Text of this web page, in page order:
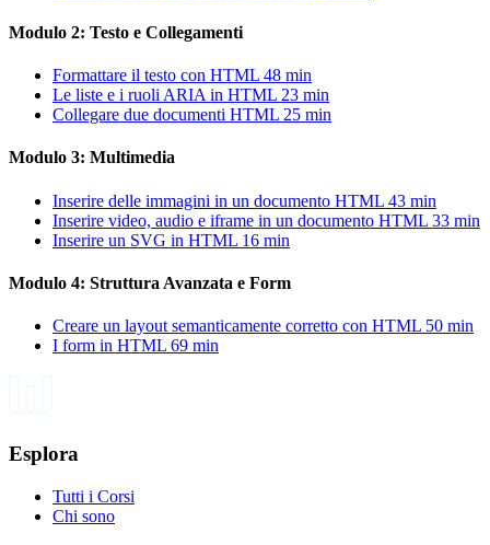
Modulo 2: Testo e Collegamenti
Formattare il testo con HTML 48 min
Le liste e i ruoli ARIA in HTML 23 min
Collegare due documenti HTML 25 min
Modulo 3: Multimedia
Inserire delle immagini in un documento HTML 43 min
Inserire video, audio e iframe in un documento HTML 33 min
Inserire un SVG in HTML 16 min
Modulo 4: Struttura Avanzata e Form
Creare un layout semanticamente corretto con HTML 50 min
I form in HTML 69 min
Esplora
Tutti i Corsi
Chi sono